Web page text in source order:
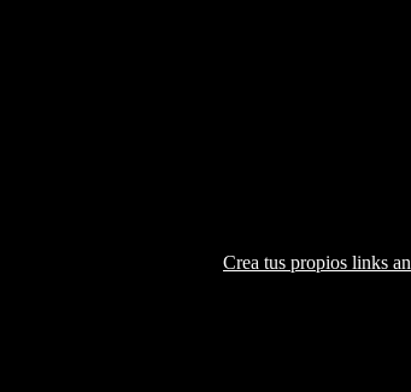
Crea tus propios links